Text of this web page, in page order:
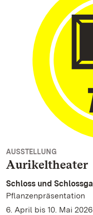
AUSSTELLUNG
Aurikeltheater
Schloss und
Pflanzenpräsentation
6. April bis 10. Mai 2026